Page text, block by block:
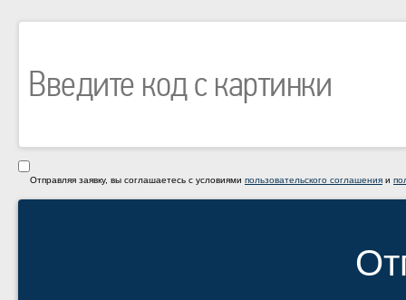
Отправляя заявку, вы соглашаетесь с условиями пользовательского соглашения и